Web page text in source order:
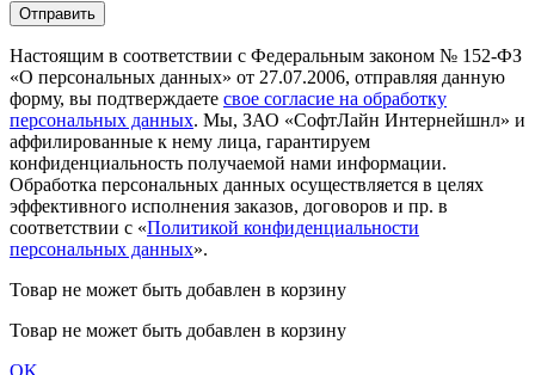
Настоящим в соответствии с Федеральным законом № 152-ФЗ
«О персональных данных» от 27.07.2006, отправляя данную
форму, вы подтверждаете свое согласие на обработку
персональных данных. Мы, ЗАО «СофтЛайн Интернейшнл» и
аффилированные к нему лица, гарантируем
конфиденциальность получаемой нами информации.
Обработка персональных данных осуществляется в целях
эффективного исполнения заказов, договоров и пр. в
соответствии с «Политикой конфиденциальности
персональных данных».
Товар не может быть добавлен в корзину
Товар не может быть добавлен в корзину